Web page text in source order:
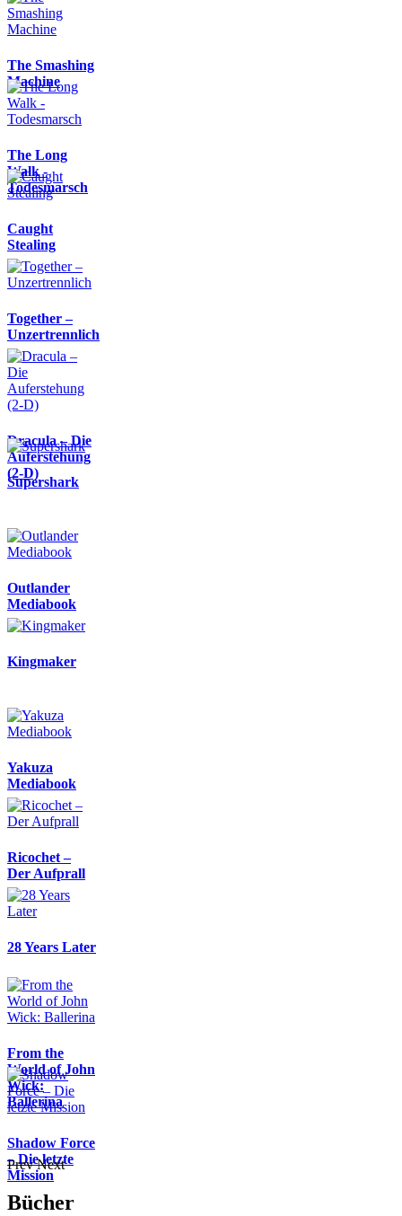
The Smashing
Machine
The Long
Walk -
Todesmarsch
Caught
Stealing
Together –
Unzertrennlich
Dracula – Die
Auferstehung
(2-D)
Supershark
Outlander
Mediabook
Kingmaker
Yakuza
Mediabook
Ricochet –
Der Aufprall
28 Years Later
From the
World of John
Wick:
Ballerina
Shadow Force
– Die letzte
Mission
Prev Next
Bücher